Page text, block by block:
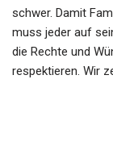
schwer. Damit
muss jeder auf
die Rechte und
respektieren. Wir